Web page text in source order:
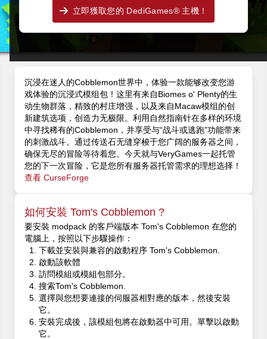
立即獲取您的 DediGames® 主機！
沉浸在迷人的Cobblemon世界中，体验一款能够改变您游
戏体验的沉浸式模组包！这里有来自Biomes o' Plenty的生
动生物群落，精致的村庄增强，以及来自Macaw模组的创
新建筑选项，创造力无极限。利用自然指南针在多样的环境
中寻找稀有的Cobblemon，并享受与“战斗或逃跑”功能带来
的刺激战斗。通过传送石无缝穿梭于您广阔的服务器之间，
确保无尽的冒险等待着您。今天就与VeryGames一起托管
您的下一次冒险，它是您所有服务器托管需求的理想选择！
查看 CurseForge
如何安裝 Tom's Cobblemon ?
要安裝 modpack 的客戶端版本 Tom's Cobblemon 在您的
電腦上，按照以下步驟操作：
下載並安裝與兼容的啟動程序 Tom's Cobblemon.
啟動該軟體
訪問模組或模組包部分。
搜索Tom's Cobblemon.
選擇與您想要連接的伺服器相對應的版本，然後安裝
它。
安裝完成後，該模組包將在啟動器中可用。單擊以啟動
它。